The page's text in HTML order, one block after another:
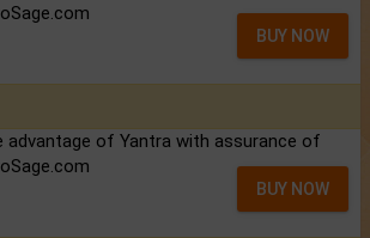
BUY NOW
advantage of Yantra with assurance of
BUY NOW